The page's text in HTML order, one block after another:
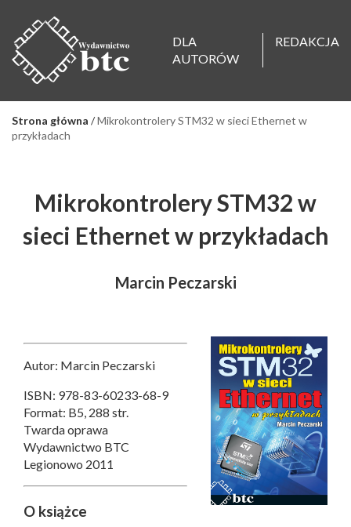
DLA
AUTORÓW
REDAKCJA
Strona główna /Mikrokontrolery STM32 w sieci Ethernet w
przykładach
Mikrokontrolery STM32 w
sieci Ethernet w przykładach
Marcin Peczarski
Autor: Marcin Peczarski
ISBN: 978-83-60233-68-9
Format: B5, 288 str.
Twarda oprawa
Wydawnictwo BTC
Legionowo 2011
O książce